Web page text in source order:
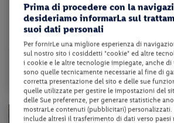
pensione completa + volo a/r + trasferimento +
programma...
Check-in
dal 20/08/26
al 11/10/26
Prima di procedere con la
desideriamo informarLa sul
suoi dati personali
Per fornirLe una migliore esperienza di
sul nostro sito i cosiddetti "cookie" ed altre
i cookie e le altre tecnologie impiegate, anche di
sono quelle tecnicamente necessarie al fine di
corretta presentazione del sito e delle sue
quelle utilizzate per gestire le impostazioni del
delle Sue preferenze, per generare statistiche
mostrarLe contenuti (pubblicitari) personalizzati.
include altresì il trasferimento di dati verso paesi